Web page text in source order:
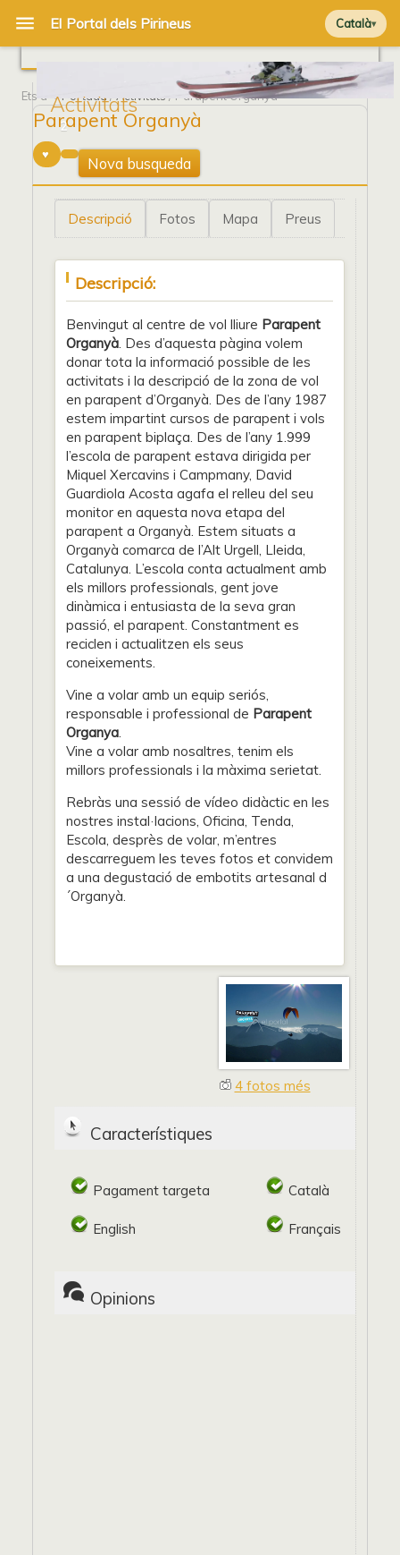
Català
Activitats
Ets a Portada / Activitats / Parapent Organyà
Parapent Organyà
2
Nova busqueda
Descripció Fotos Mapa Preus
Descripció:
Benvingut al centre de vol lliure Parapent
Organyà. Des d’aquesta pàgina volem
donar tota la informació possible de les
activitats i la descripció de la zona de vol
en parapent d’Organyà. Des de l’any 1987
estem impartint cursos de parapent i vols
en parapent biplaça. Des de l’any 1.999
l’escola de parapent estava dirigida per
Miquel Xercavins i Campmany, David
Guardiola Acosta agafa el relleu del seu
monitor en aquesta nova etapa del
parapent a Organyà. Estem situats a
Organyà comarca de l’Alt Urgell, Lleida,
Catalunya. L’escola conta actualment amb
els millors professionals, gent jove
dinàmica i entusiasta de la seva gran
passió, el parapent. Constantment es
reciclen i actualitzen els seus
coneixements.
Vine a volar amb un equip seriós,
responsable i professional de Parapent
Organya.
Vine a volar amb nosaltres, tenim els
millors professionals i la màxima serietat.
Rebràs una sessió de vídeo didàctic en les
nostres instal·lacions, Oficina, Tenda,
Escola, desprès de volar, m’entres
descarreguem les teves fotos et convidem
a una degustació de embotits artesanal d
´Organyà.
4 fotos més
Característiques
Pagament targeta Català
English Français
Opinions